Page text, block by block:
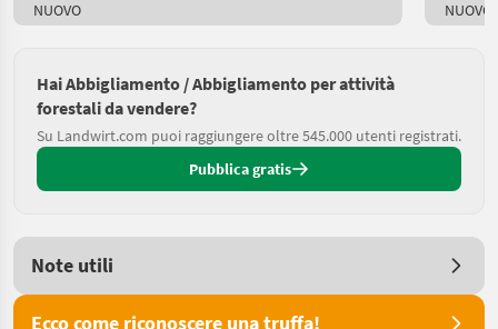
NUOVO NUOVO
Hai Abbigliamento / Abbigliamento per attività
forestali da vendere?
Su Landwirt.com puoi raggiungere oltre 545.000 utenti registrati.
Pubblica gratis
Note utili
Ecco come riconoscere una truffa!